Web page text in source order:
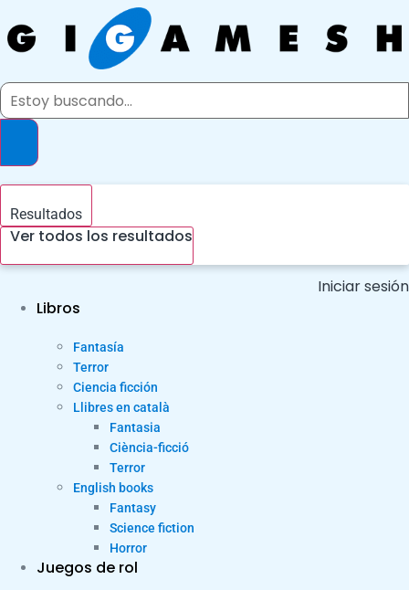
al
contenido
Search
Resultados
Ver todos los resultados
Iniciar sesión
Libros
Fantasía
Terror
Ciencia ficción
Llibres en català
Fantasia
Ciència-ficció
Terror
English books
Fantasy
Science fiction
Horror
Juegos de rol